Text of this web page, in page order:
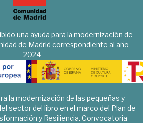
una ayuda para la modernización de
de Madrid correspondiente al año
2024
la modernización de las pequeñas y
sector del libro en el marco del Plan de
y Resiliencia. Convocatoria